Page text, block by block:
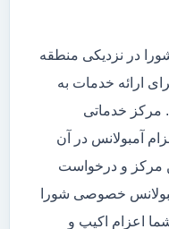
در نزدیکی منطقه
ارائه خدمات به
مرکز خدماتی
آمبولانس در آن
مرکز و درخواست
خصوصی شورا
اعزام اکیپ و